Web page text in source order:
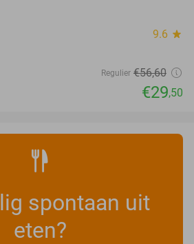
9.6 star
Regulier €56,60
€29,50
spontaan uit
eten?